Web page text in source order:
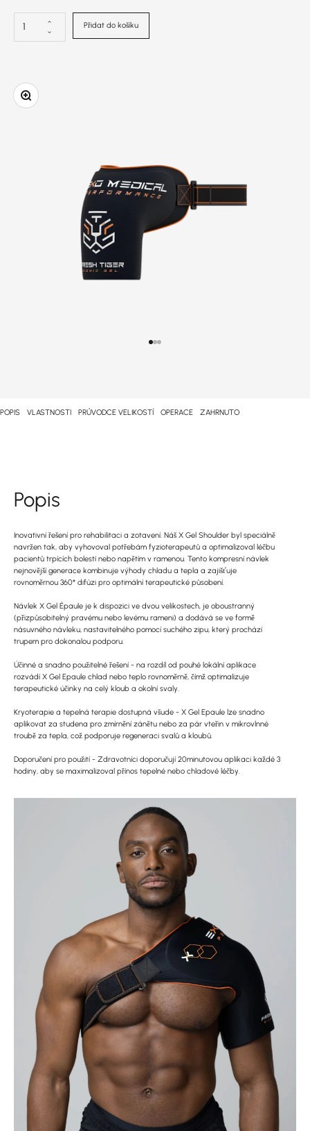
Přidat do košíku
Přiblížení obrázku
POPIS VLASTNOSTI PRŮVODCE VELIKOSTÍ OPERACE ZAHRNUTO
Popis
Inovativní řešení pro rehabilitaci a zotavení. Náš X Gel Shoulder byl speciálně
navržen tak, aby vyhovoval potřebám fyzioterapeutů a optimalizoval léčbu
pacientů trpících bolestí nebo napětím v ramenou. Tento kompresní návlek
nejnovější generace kombinuje výhody chladu a tepla a zajišťuje
rovnoměrnou 360° difúzi pro optimální terapeutické působení.
Návlek X Gel Épaule je k dispozici ve dvou velikostech, je oboustranný
(přizpůsobitelný pravému nebo levému rameni) a dodává se ve formě
násuvného návleku, nastavitelného pomocí suchého zipu, který prochází
trupem pro dokonalou podporu.
Účinné a snadno použitelné řešení - na rozdíl od pouhé lokální aplikace
rozvádí X Gel Epaule chlad nebo teplo rovnoměrně, čímž optimalizuje
terapeutické účinky na celý kloub a okolní svaly.
Kryoterapie a tepelná terapie dostupná všude - X Gel Epaule lze snadno
aplikovat za studena pro zmírnění zánětu nebo za pár vteřin v mikrovlnné
troubě za tepla, což podporuje regeneraci svalů a kloubů.
Doporučení pro použití - Zdravotníci doporučují 20minutovou aplikaci každé 3
hodiny, aby se maximalizoval přínos tepelné nebo chladové léčby.